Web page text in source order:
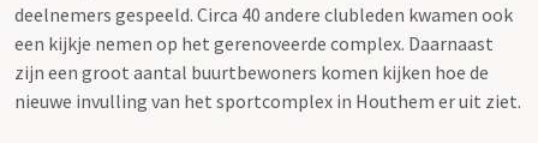
deelnemers gespeeld. Circa 40 andere clubleden kwamen ook
een kijkje nemen op het gerenoveerde complex. Daarnaast
zijn een groot aantal buurtbewoners komen kijken hoe de
nieuwe invulling van het sportcomplex in Houthem er uit ziet.